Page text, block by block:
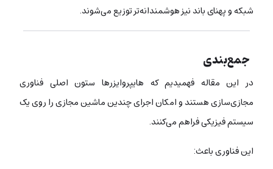
شبکه و پهنای باند نیز هوشمندانه‌تر توزیع می‌شوند.
جمع‌بندی
در این مقاله فهمیدیم که هایپروایزرها ستون اصلی فناوری
مجازی‌سازی هستند و امکان اجرای چندین ماشین مجازی را روی یک
سیستم فیزیکی فراهم می‌کنند.
این فناوری باعث: